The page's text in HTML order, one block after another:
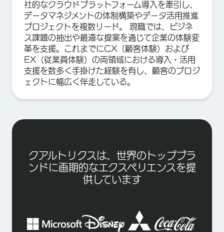
社的なクラウドプラットフォーム導入を牽引し、
データマネジメントの体制構築やデータ活用推進
プロジェクトを複数リード。 現職では、ビジネ
ス課題の抽出や最適な提案を通じて企業の体験変
革を支援。これまでにCX（顧客体験）および
EX（従業員体験）の両領域における導入・活用
支援を数多く手掛けた経験を有し、顧客のプロジ
ェクトに幅広く伴走している。
クアルトリクスは、世界のトップブラ
ンドに画期的なエクスペリエンスを提
供しています